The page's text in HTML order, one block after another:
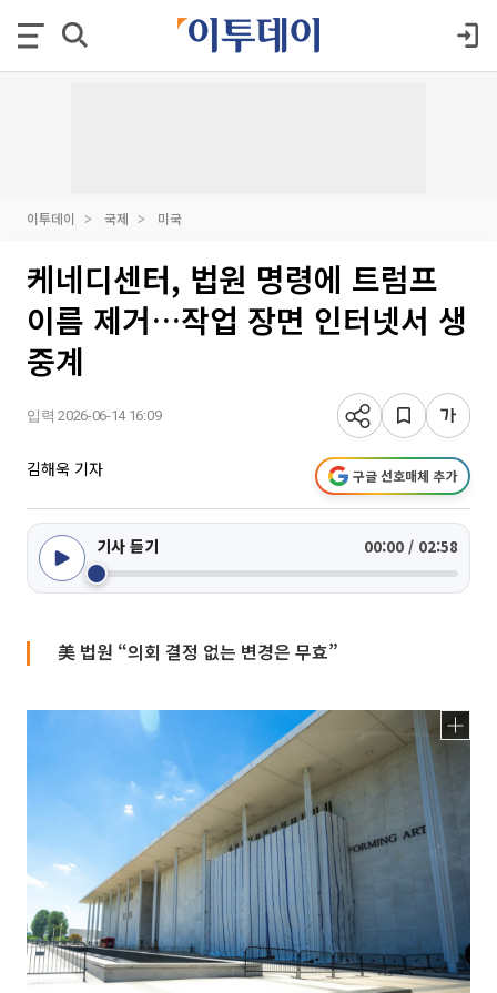
이투데이 국제 미국
케네디센터, 법원 명령에 트럼프
이름 제거…작업 장면 인터넷서 생
중계
입력 2026-06-14 16:09
김해욱 기자 구글 선호매체 추가
기사 듣기 00:00 / 02:58
美 법원 “의회 결정 없는 변경은 무효”